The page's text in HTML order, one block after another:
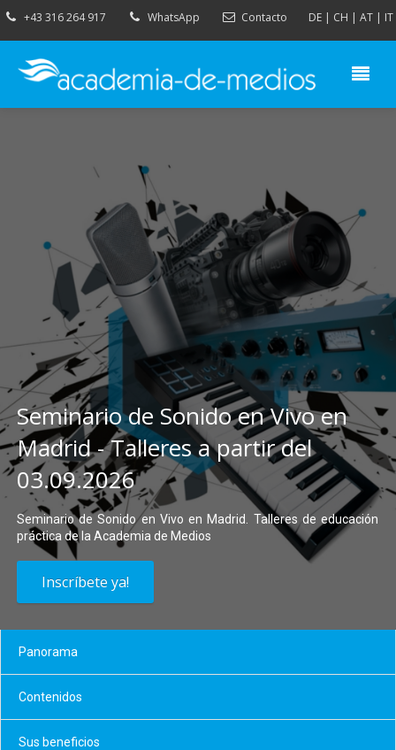
+43 316 264 917 WhatsApp Contacto DE| CH | AT| IT
Seminario de Sonido en Vivo en
Madrid - Talleres a partir del
03.09.2026
Seminario de Sonido en Vivo en Madrid. Talleres de educación
práctica de la Academia de Medios
Inscríbete ya!
Panorama
Contenidos
Sus beneficios